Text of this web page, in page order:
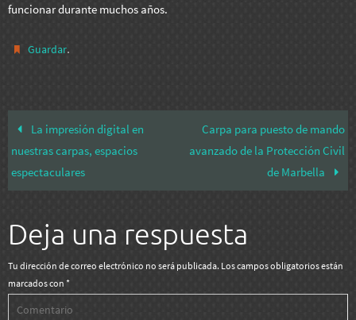
funcionar durante muchos años.
Guardar.
La impresión digital en
nuestras carpas, espacios
espectaculares
Carpa para puesto de mando
avanzado de la Protección Civil
de Marbella
Deja una respuesta
Tu dirección de correo electrónico no será publicada. Los campos obligatorios están
marcados con *